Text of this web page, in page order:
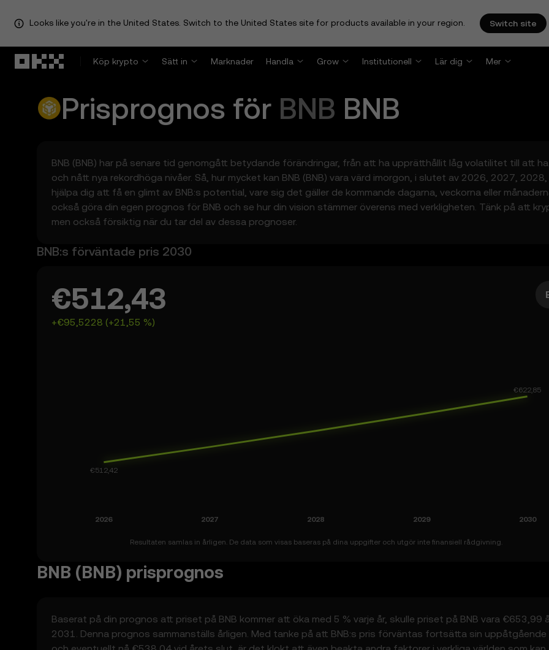
Looks like you're in the United States. Switch to the United States site for products available in your region. Switch site
Köp krypto
Sätt in Marknader Handla Grow Institutionell Lär dig Mer
Prisprognos för BNB BNB
BNB (BNB) har på senare tid genomgått betydande förändringar, från att ha upprätthållit låg volatilitet till att
och nått nya rekordhöga nivåer. Så, hur mycket kan BNB (BNB) vara värd imorgon, i slutet av 2026, 2027,
hjälpa dig att få en glimt av BNB:s potential, vare sig det gäller de kommande dagarna, veckorna eller
också göra din egen prognos för BNB och se hur din vision stämmer överens med verkligheten. Tänk på att
men också försiktig när du tar del av dessa prognoser.
BNB:s förväntade pris 2030
€512,43
+€95,5228 (+21,55 %)
Resultaten samlas in årligen. De data som visas baseras på dina uppgifter och utgör inte finansiell rådgivning.
BNB (BNB) prisprognos
Baserat på din prognos att priset på BNB kommer att öka med 5 % varje år, skulle priset på BNB vara €653,99
2031. Denna prognos sammanställs årligen. Med tanke på att BNB:s pris förväntas fortsätta sin